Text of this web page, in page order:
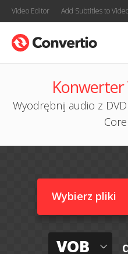
Video Editor Add Subtitles to
Konwerter
Wyodrębnij audio z
Wybierz pliki
VOB